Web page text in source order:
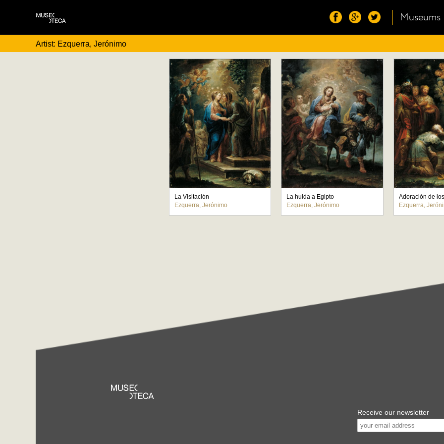
Museums
Artist: Ezquerra, Jerónimo
La Visitación
Ezquerra, Jerónimo
La huida a Egipto
Ezquerra, Jerónimo
Adoración de
Ezquerra,
Receive our newsletter